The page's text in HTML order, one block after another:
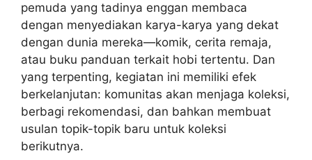
pemuda yang tadinya enggan membaca
dengan menyediakan karya-karya yang dekat
dengan dunia mereka—komik, cerita remaja,
atau buku panduan terkait hobi tertentu. Dan
yang terpenting, kegiatan ini memiliki efek
berkelanjutan: komunitas akan menjaga koleksi,
berbagi rekomendasi, dan bahkan membuat
usulan topik-topik baru untuk koleksi
berikutnya.